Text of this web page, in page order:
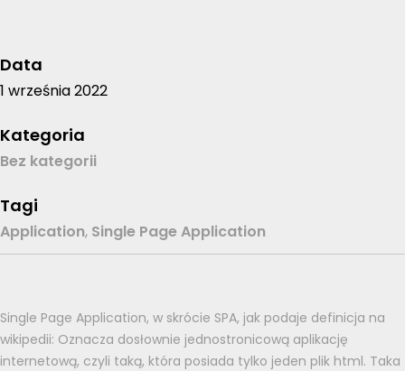
Data
1 września 2022
Kategoria
Bez kategorii
Tagi
Application, Single Page Application
Single Page Application, w skrócie SPA, jak podaje definicja na
wikipedii: Oznacza dosłownie jednostronicową aplikację
internetową, czyli taką, która posiada tylko jeden plik html. Taka